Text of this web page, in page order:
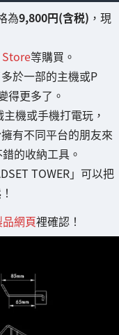
為9,800円(含税) ，現
等購買。
於一部的主機或P
得更多了。
機或手機打電玩，
有不同平台的朋友來
的收納工具。
TOWER」可以把
！
品網頁裡確認！